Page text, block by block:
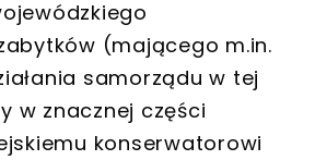
(mającego m.in.
samorządu w tej
w znacznej części
konserwatorowi